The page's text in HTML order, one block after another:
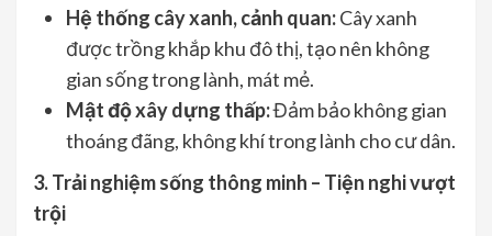
Hệ thống cây xanh, cảnh quan:Cây xanh
được trồng khắp khu đô thị, tạo nên không
gian sống trong lành, mát mẻ.
Mật độ xây dựng thấp:Đảm bảo không gian
thoáng đãng, không khí trong lành cho cư dân.
3. Trải nghiệm sống thông minh – Tiện nghi vượt
trội